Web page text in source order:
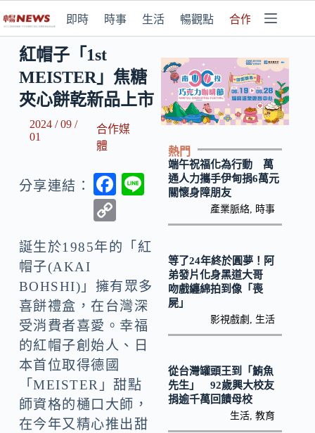
即時 時事 生活 暢觀點 合作媒體
紅帽子「1st
MEISTER」焦糖
夾心餅乾新品上市
2024 / 09 /
01
合作媒
體
分享連結：
F
b
o
o
k
p
y
Li
n
k
誕生於1985年的「紅
帽子(AKAI
BOHSHI)」擁有眾多
喜餅禮盒，在台灣深
受消費者喜愛。幸福
的紅帽子創始人、日
本首位取得德國
「MEISTER」甜點
師資格的樋口大師，
在今年又精心推出甜
熱門
端午祝福化為行動 萬
通人力攜手伊甸捐6萬元
關懷身障朋友
產業脈絡 時事
等了24年終於圓夢！阿
弟發片化身黑道大哥
吻戲纏綿拍到像「喪
屍」
影視戲劇 生活
從台灣罐頭王到「鮪魚
先生」 92歲興大校友
捐逾千萬回饋母校
生活 ,教育